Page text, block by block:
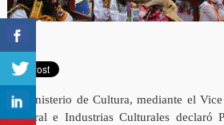
El Ministerio de Cultura, mediante el
Cultural e Industrias Culturales declaró